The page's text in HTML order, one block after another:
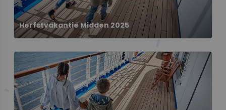
Herfstvakantie Midden 2025